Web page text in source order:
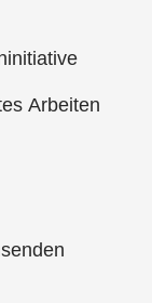
Arbeiten